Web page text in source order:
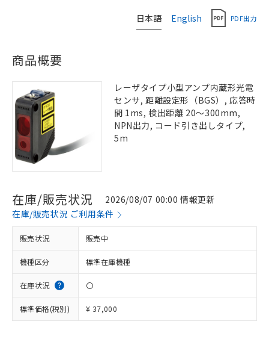
日本語 English PDF出力
商品概要
レーザタイプ小型アンプ内蔵形光電
センサ, 距離設定形（BGS）, 応答時
間 1ms, 検出距離 20～300mm,
NPN出力, コード引き出しタイプ,
5m
在庫/販売状況
2026/08/07 00:00 情報更新
在庫/販売状況 ご利用条件
販売状況 販売中
機種区分 標準在庫機種
在庫状況 〇
標準価格(税別) ¥ 37,000